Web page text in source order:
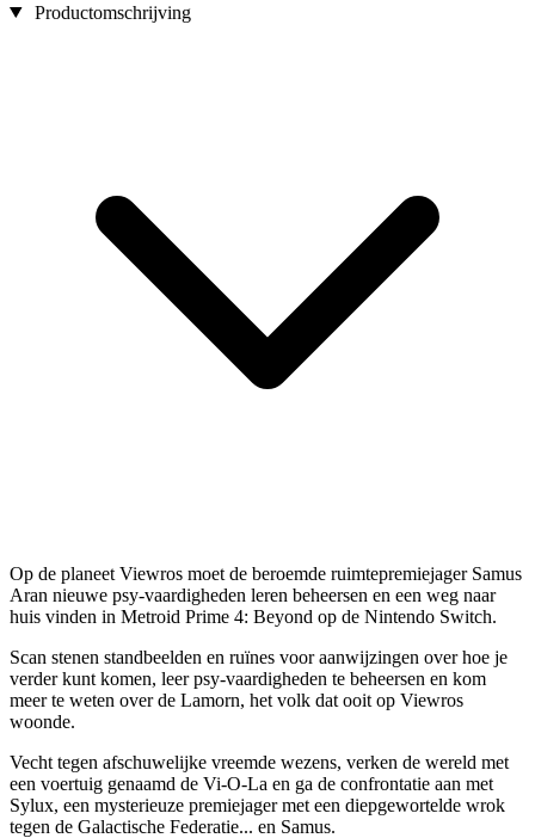
Productomschrijving
Op de planeet Viewros moet de beroemde ruimtepremiejager Samus
Aran nieuwe psy-vaardigheden leren beheersen en een weg naar
huis vinden in Metroid Prime 4: Beyond op de Nintendo Switch.
Scan stenen standbeelden en ruïnes voor aanwijzingen over hoe je
verder kunt komen, leer psy-vaardigheden te beheersen en kom
meer te weten over de Lamorn, het volk dat ooit op Viewros
woonde.
Vecht tegen afschuwelijke vreemde wezens, verken de wereld met
een voertuig genaamd de Vi-O-La en ga de confrontatie aan met
Sylux, een mysterieuze premiejager met een diepgewortelde wrok
tegen de Galactische Federatie... en Samus.